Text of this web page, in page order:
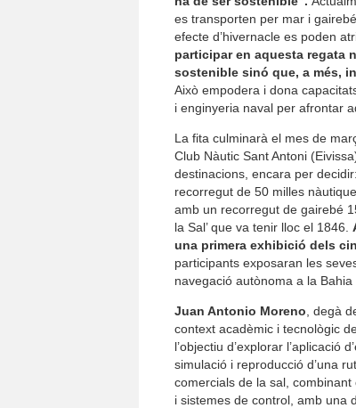
es transporten per mar i
efecte d’hivernacle es poden
participar en aquesta regata
sostenible sinó que, a més,
Això empodera i dona
i enginyeria naval per afrontar
La fita culminarà el mes de
Club Nàutic Sant Antoni
destinacions, encara per
recorregut de 50 milles
amb un recorregut de gairebé
la Sal’ que va tenir lloc el 1846.
una primera exhibició dels
participants exposaran les
navegació autònoma a la
Juan Antonio Moreno , degà
context acadèmic i tecnològic
l’objectiu d’explorar l’aplicació
simulació i reproducció d’una
comercials de la sal,
i sistemes de control, amb una